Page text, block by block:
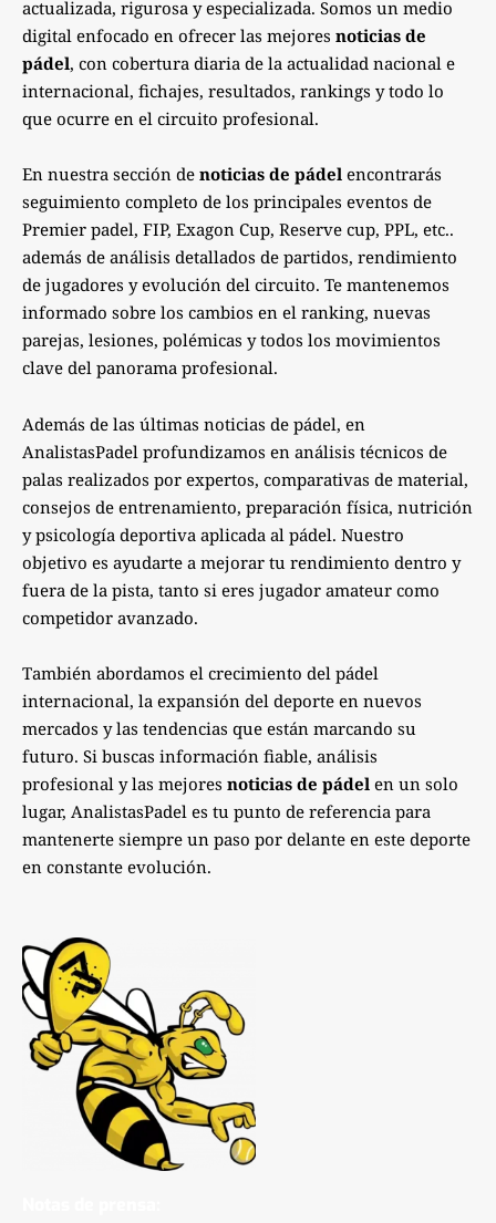
actualizada, rigurosa y especializada. Somos un medio
digital enfocado en ofrecer las mejores noticias de
pádel, con cobertura diaria de la actualidad nacional e
internacional, fichajes, resultados, rankings y todo lo
que ocurre en el circuito profesional.
En nuestra sección de noticias de pádel encontrarás
seguimiento completo de los principales eventos de
Premier padel, FIP, Exagon Cup, Reserve cup, PPL, etc..
además de análisis detallados de partidos, rendimiento
de jugadores y evolución del circuito. Te mantenemos
informado sobre los cambios en el ranking, nuevas
parejas, lesiones, polémicas y todos los movimientos
clave del panorama profesional.
Además de las últimas noticias de pádel, en
AnalistasPadel profundizamos en análisis técnicos de
palas realizados por expertos, comparativas de material,
consejos de entrenamiento, preparación física, nutrición
y psicología deportiva aplicada al pádel. Nuestro
objetivo es ayudarte a mejorar tu rendimiento dentro y
fuera de la pista, tanto si eres jugador amateur como
competidor avanzado.
También abordamos el crecimiento del pádel
internacional, la expansión del deporte en nuevos
mercados y las tendencias que están marcando su
futuro. Si buscas información fiable, análisis
profesional y las mejores noticias de pádel en un solo
lugar, AnalistasPadel es tu punto de referencia para
mantenerte siempre un paso por delante en este deporte
en constante evolución.